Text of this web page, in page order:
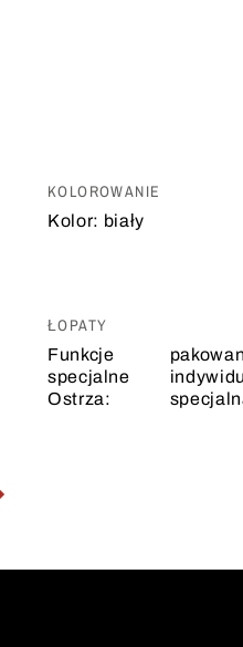
KOLOROWANIE
Kolor: biały
ŁOPATY
Funkcje
specjalne
Ostrza: